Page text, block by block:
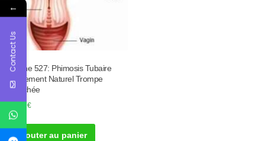
Tisane 527: Phimosis Tubaire
Traitement Naturel Trompe
Bouchée
50.00€
Ajouter au panier
←
Contact Us